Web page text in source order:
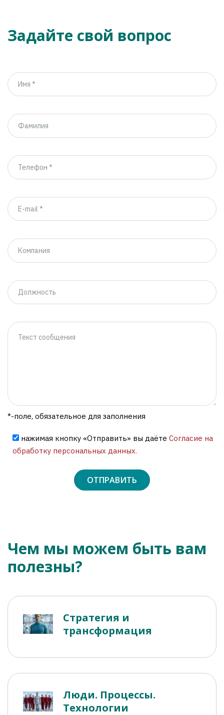
Задайте свой вопрос
*-поле, обязательное для заполнения
нажимая кнопку «Отправить» вы даёте Согласие на
обработку персональных данных.
Чем мы можем быть вам
полезны?
Стратегия и
трансформация
Люди. Процессы.
Технологии